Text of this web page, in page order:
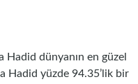
Hadid dünyanın en güzel
Hadid yüzde 94.35’lik bir